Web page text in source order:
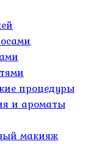
процедуры
и ароматы
макияж